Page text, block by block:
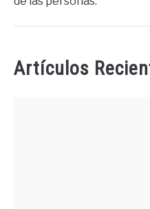
Artículos